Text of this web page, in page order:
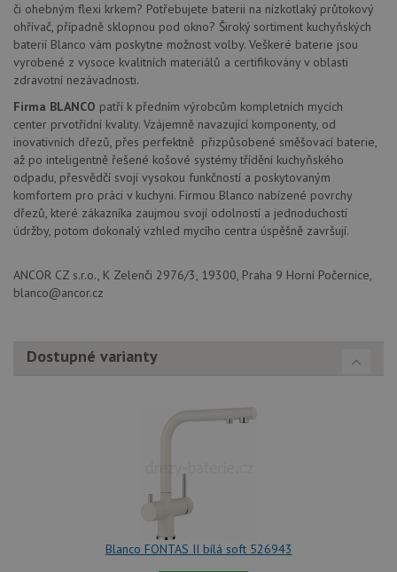
či ohebným flexi krkem? Potřebujete baterii na nízkotlaký průtokový
ohřívač, případně sklopnou pod okno? Široký sortiment kuchyňských
baterií Blanco vám poskytne možnost volby. Veškeré baterie jsou
vyrobené z vysoce kvalitních materiálů a certifikovány v oblasti
zdravotní nezávadnosti.
Firma BLANCO patří k předním výrobcům kompletních mycích
center prvotřídní kvality. Vzájemně navazující komponenty, od
inovativních dřezů, přes perfektně přizpůsobené směšovací baterie,
až po inteligentně řešené košové systémy třídění kuchyňského
odpadu, přesvědčí svojí vysokou funkčností a poskytovaným
komfortem pro práci v kuchyni. Firmou Blanco nabízené povrchy
dřezů, které zákazníka zaujmou svojí odolností a jednoduchostí
údržby, potom dokonalý vzhled mycího centra úspěšně završují.
ANCOR CZ s.r.o., K Zelenči 2976/3, 19300, Praha 9 Horní Počernice,
blanco@ancor.cz
Dostupné varianty
Blanco FONTAS II bílá soft 526943